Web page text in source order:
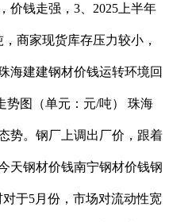
价钱走强，3、2025上半年
商家现货库存压力较小，
海建建钢材价钱运转环境回
势图（单元：元/吨） 珠海
势。钢厂上调出厂价，跟着
天钢材价钱南宁钢材价钱钢
对于5月份，市场对流动性宽